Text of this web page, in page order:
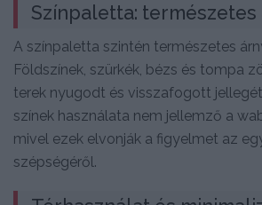
Színpaletta:
A színpaletta szintén természetes
Földszínek, szürkék, bézs és tompa
terek nyugodt és visszafogott
színek használata nem jellemző a
mivel ezek elvonják a figyelmet az
szépségéről.